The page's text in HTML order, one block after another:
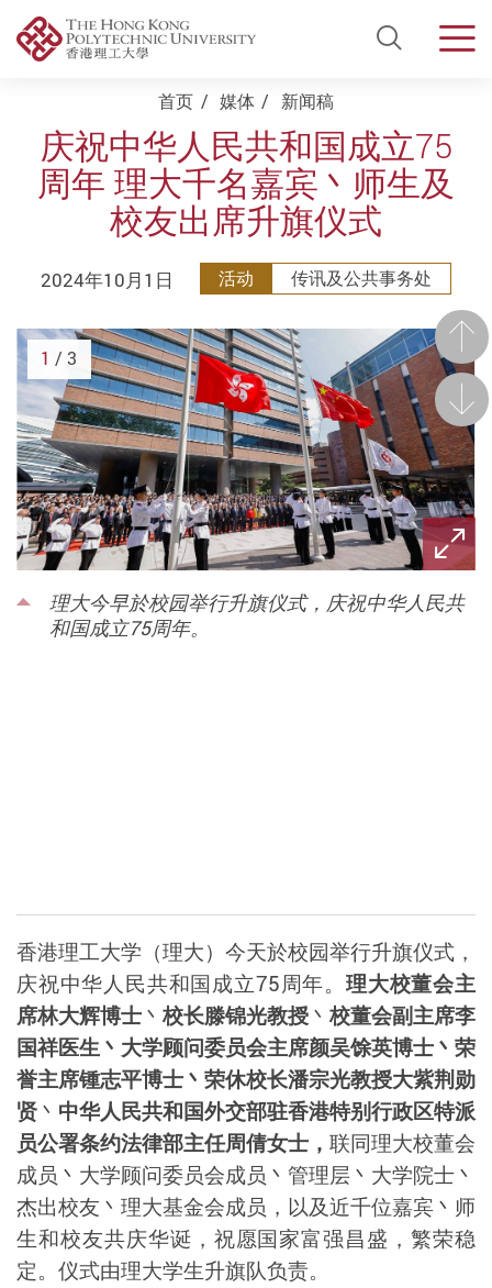
Open
Start main content首页 媒体 新闻稿
庆祝中华人民共和国成立75
周年 理大千名嘉宾丶师生及
校友出席升旗仪式
2024年10月1日 活动 传讯及公共事务处
前
理大今早於校园举行升旗仪式，庆祝中华人民共
和国成立75周年。
后一
1 / 3
香港理工大学（理大）今天於校园举行升旗仪式，
庆祝中华人民共和国成立75周年。理大校董会主
席林大辉博士丶 校长滕锦光教授丶 校董会副主席李
国祥医生丶大学顾问委员会主席颜吴馀英博士丶 荣
誉主席锺志平博士丶 荣休校长潘宗光教授大紫荆勋
贤丶 中华人民共和国外交部驻香港特别行政区特派
员公署条约法律部主任周倩女士， 联同理大校董会
成员丶大学顾问委员会成员丶管理层丶大学院士丶
杰出校友丶理大基金会成员，以及近千位嘉宾丶师
生和校友共庆华诞，祝愿国家富强昌盛，繁荣稳
定。仪式由理大学生升旗队负责。